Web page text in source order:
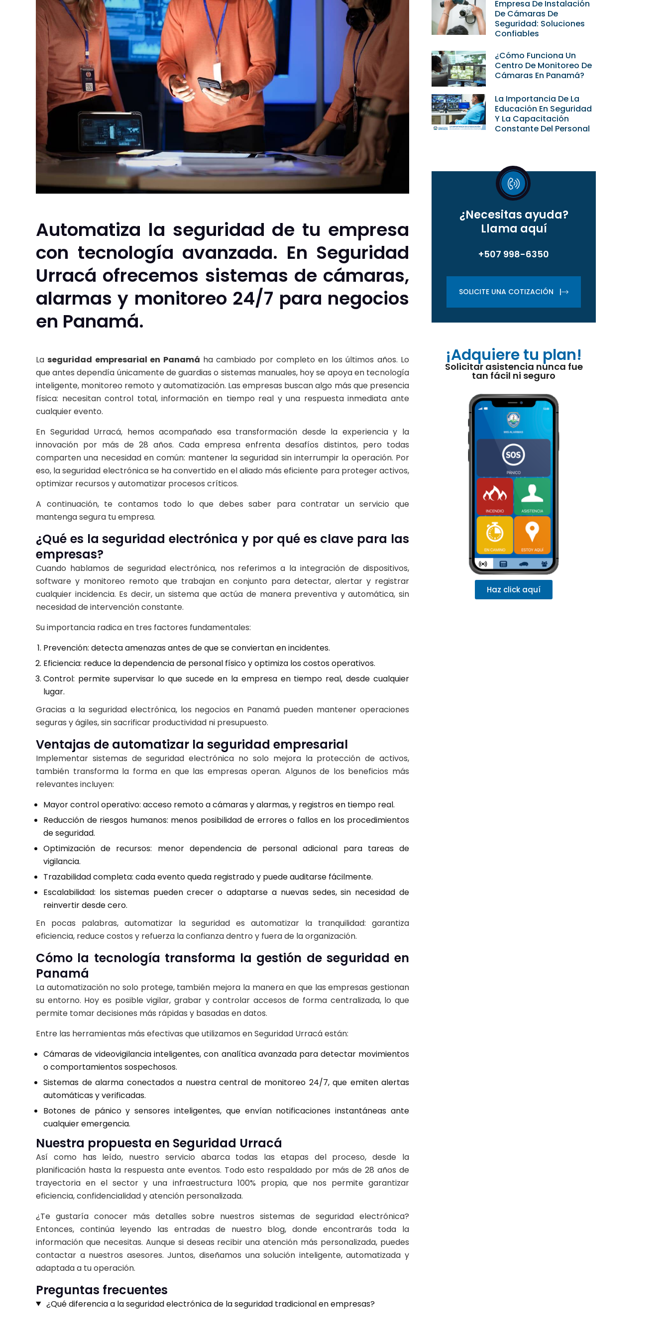
Automatiza la seguridad de tu empresa
con tecnología avanzada. En Seguridad
Urracá ofrecemos sistemas de cámaras,
alarmas y monitoreo 24/7 para negocios
en Panamá.
Laseguridad empresarial en Panamá ha cambiado por completo en los últimos años. Lo
que antes dependía únicamente de guardias o sistemas manuales, hoy se apoya en tecnología
inteligente, monitoreo remoto y automatización. Las empresas buscan algo más que presencia
física: necesitan control total, información en tiempo real y una respuesta inmediata ante
cualquier evento.
En Seguridad Urracá, hemos acompañado esa transformación desde la experiencia y la
innovación por más de 28 años. Cada empresa enfrenta desafíos distintos, pero todas
comparten una necesidad en común: mantener la seguridad sin interrumpir la operación. Por
eso, la seguridad electrónica se ha convertido en el aliado más eficiente para proteger activos,
optimizar recursos y automatizar procesos críticos.
A continuación, te contamos todo lo que debes saber para contratar un servicio que
mantenga segura tu empresa.
¿Qué es la seguridad electrónica y por qué es clave para las
empresas?
Cuando hablamos de seguridad electrónica, nos referimos a la integración de dispositivos,
software y monitoreo remoto que trabajan en conjunto para detectar, alertar y registrar
cualquier incidencia. Es decir, un sistema que actúa de manera preventiva y automática, sin
necesidad de intervención constante.
Su importancia radica en tres factores fundamentales:
Prevención: detecta amenazas antes de que se conviertan en incidentes.
Eficiencia: reduce la dependencia de personal físico y optimiza los costos operativos.
Control: permite supervisar lo que sucede en la empresa en tiempo real, desde cualquier
lugar.
Gracias a la seguridad electrónica, los negocios en Panamá pueden mantener operaciones
seguras y ágiles, sin sacrificar productividad ni presupuesto.
Ventajas de automatizar la seguridad empresarial
Implementar sistemas de seguridad electrónica no solo mejora la protección de activos,
también transforma la forma en que las empresas operan. Algunos de los beneficios más
relevantes incluyen:
Mayor control operativo: acceso remoto a cámaras y alarmas, y registros en tiempo real.
Reducción de riesgos humanos: menos posibilidad de errores o fallos en los procedimientos
de seguridad.
Optimización de recursos: menor dependencia de personal adicional para tareas de
vigilancia.
Trazabilidad completa: cada evento queda registrado y puede auditarse fácilmente.
Escalabilidad: los sistemas pueden crecer o adaptarse a nuevas sedes, sin necesidad de
reinvertir desde cero.
En pocas palabras, automatizar la seguridad es automatizar la tranquilidad: garantiza
eficiencia, reduce costos y refuerza la confianza dentro y fuera de la organización.
Cómo la tecnología transforma la gestión de seguridad en
Panamá
La automatización no solo protege, también mejora la manera en que las empresas gestionan
su entorno. Hoy es posible vigilar, grabar y controlar accesos de forma centralizada, lo que
permite tomar decisiones más rápidas y basadas en datos.
Entre las herramientas más efectivas que utilizamos en Seguridad Urracá están:
Cámaras devideovigilancia inteligentes, con analítica avanzada para detectar movimientos
o comportamientos sospechosos.
Sistemas de alarma conectados a nuestra central de monitoreo 24/7, que emiten alertas
automáticas y verificadas.
Botones de pánico y sensores inteligentes, que envían notificaciones instantáneas ante
cualquier emergencia.
Nuestra propuesta en Seguridad Urracá
Así como has leído, nuestro servicio abarca todas las etapas del proceso, desde la
planificación hasta la respuesta ante eventos. Todo esto respaldado por más de 28 años de
trayectoria en el sector y una infraestructura 100% propia, que nos permite garantizar
eficiencia, confidencialidad y atención personalizada.
¿Te gustaría conocer más detalles sobre nuestros sistemas de seguridad electrónica?
Entonces, continúa leyendo las entradas de nuestro blog, donde encontrarás toda la
información que necesitas. Aunque si deseas recibir una atención más personalizada, puedes
contactar a nuestros asesores. Juntos, diseñamos una solución inteligente, automatizada y
adaptada a tu operación.
Preguntas frecuentes
¿Qué diferencia a la seguridad electrónica de la seguridad tradicional en empresas?
Empresa De Instalación
De Cámaras De
Seguridad: Soluciones
Confiables
¿Cómo Funciona Un
Centro De Monitoreo De
Cámaras En Panamá?
La Importancia De La
Educación En Seguridad
Y La Capacitación
Constante Del Personal
¿Necesitas ayuda?
Llama aquí
+507 998-6350
SOLICITE UNA COTIZACIÓN |
¡Adquiere tu plan!
Solicitar asistencia nunca fue
tan fácil ni seguro
Haz click aquí